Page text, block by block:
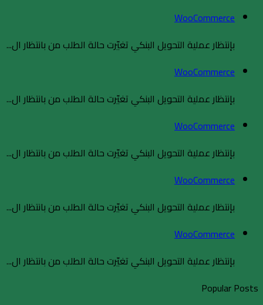
WooCommerce
بإنتظار عملية التحويل البنكي تغيّرت حالة الطلب من بانتظار ال...
WooCommerce
بإنتظار عملية التحويل البنكي تغيّرت حالة الطلب من بانتظار ال...
WooCommerce
بإنتظار عملية التحويل البنكي تغيّرت حالة الطلب من بانتظار ال...
WooCommerce
بإنتظار عملية التحويل البنكي تغيّرت حالة الطلب من بانتظار ال...
WooCommerce
بإنتظار عملية التحويل البنكي تغيّرت حالة الطلب من بانتظار ال...
Popular Posts